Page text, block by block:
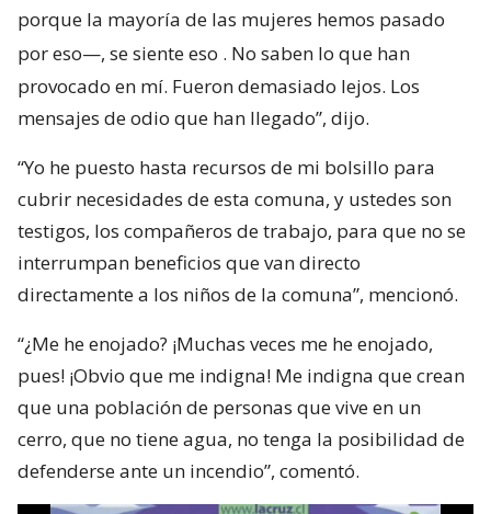
porque la mayoría de las mujeres hemos pasado
por eso—, se siente eso . No saben lo que han
provocado en mí. Fueron demasiado lejos. Los
mensajes de odio que han llegado”, dijo.
“Yo he puesto hasta recursos de mi bolsillo para
cubrir necesidades de esta comuna, y ustedes son
testigos, los compañeros de trabajo, para que no se
interrumpan beneficios que van directo
directamente a los niños de la comuna”, mencionó.
“¿Me he enojado? ¡Muchas veces me he enojado,
pues! ¡Obvio que me indigna! Me indigna que crean
que una población de personas que vive en un
cerro, que no tiene agua, no tenga la posibilidad de
defenderse ante un incendio”, comentó.